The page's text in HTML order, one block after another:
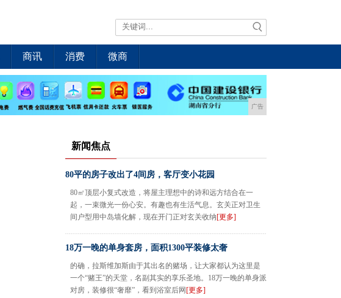
商讯 消费 微商
广告
新闻焦点
80平的房子改出了4间房，客厅变小花园
80㎡顶层小复式改造，将屋主理想中的诗和远方结合在一
起，一束微光一份心安。有趣也有生活气息。玄关正对卫生
间户型用中岛墙化解，现在开门正对玄关收纳[更多]
18万一晚的单身套房，面积1300平装修太奢
的确，拉斯维加斯由于其出名的赌场，让大家都认为这里是
一个“赌王”的天堂，名副其实的享乐圣地。18万一晚的单身派
对房，装修很“奢靡”，看到浴室后网 [更多]